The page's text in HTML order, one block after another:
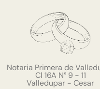
Notaria Primera de
Cl 16A N° 9 - 11
Valledupar - Cesar